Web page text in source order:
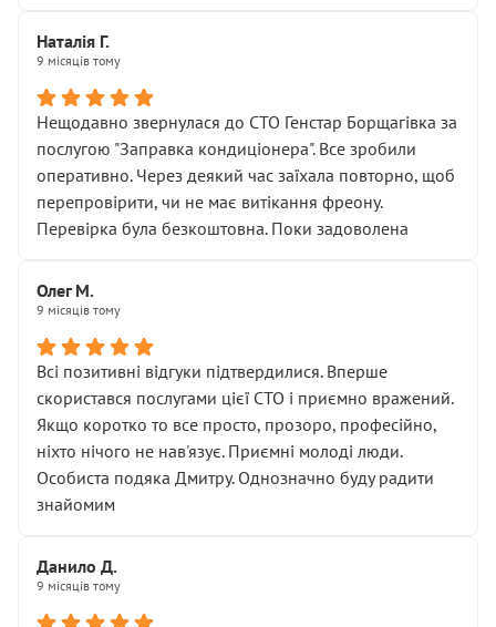
Наталія Г.
9 місяців тому
Нещодавно звернулася до СТО Генстар Борщагівка за
послугою "Заправка кондиціонера". Все зробили
оперативно. Через деякий час заїхала повторно, щоб
перепровірити, чи не має витікання фреону.
Перевірка була безкоштовна. Поки задоволена
Олег М.
9 місяців тому
Всі позитивні відгуки підтвердилися. Вперше
скористався послугами цієї СТО і приємно вражений.
Якщо коротко то все просто, прозоро, професійно,
ніхто нічого не нав'язує. Приємні молоді люди.
Особиста подяка Дмитру. Однозначно буду радити
знайомим
Данило Д.
9 місяців тому